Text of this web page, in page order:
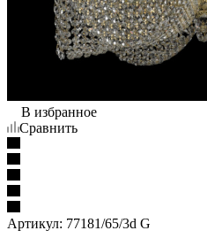
В избранное
Сравнить
Артикул: 77181/65/3d G